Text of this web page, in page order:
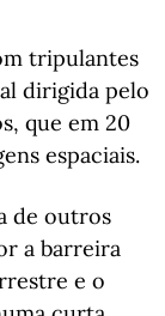
tripulantes
dirigida pelo
que em 20
espaciais.
de outros
a barreira
e o